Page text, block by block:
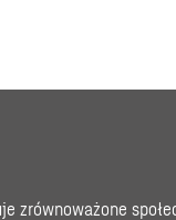
zrównoważone